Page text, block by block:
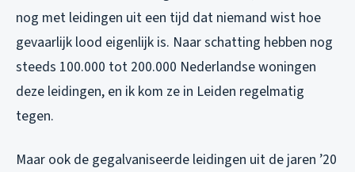
nog met leidingen uit een tijd dat niemand wist hoe
gevaarlijk lood eigenlijk is. Naar schatting hebben nog
steeds 100.000 tot 200.000 Nederlandse woningen
deze leidingen, en ik kom ze in Leiden regelmatig
tegen.
Maar ook de gegalvaniseerde leidingen uit de jaren ’20